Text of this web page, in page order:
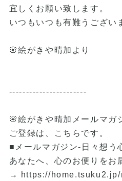
宜しくお願い致します。
いつもいつも有難うござい
🌸絵がきや晴加より
-----------------------
🌸絵がきや晴加メールマガ
ご登録は、こちらです。
■メールマガジン-日々想う
あなたへ、心のお便りをお
→
https://